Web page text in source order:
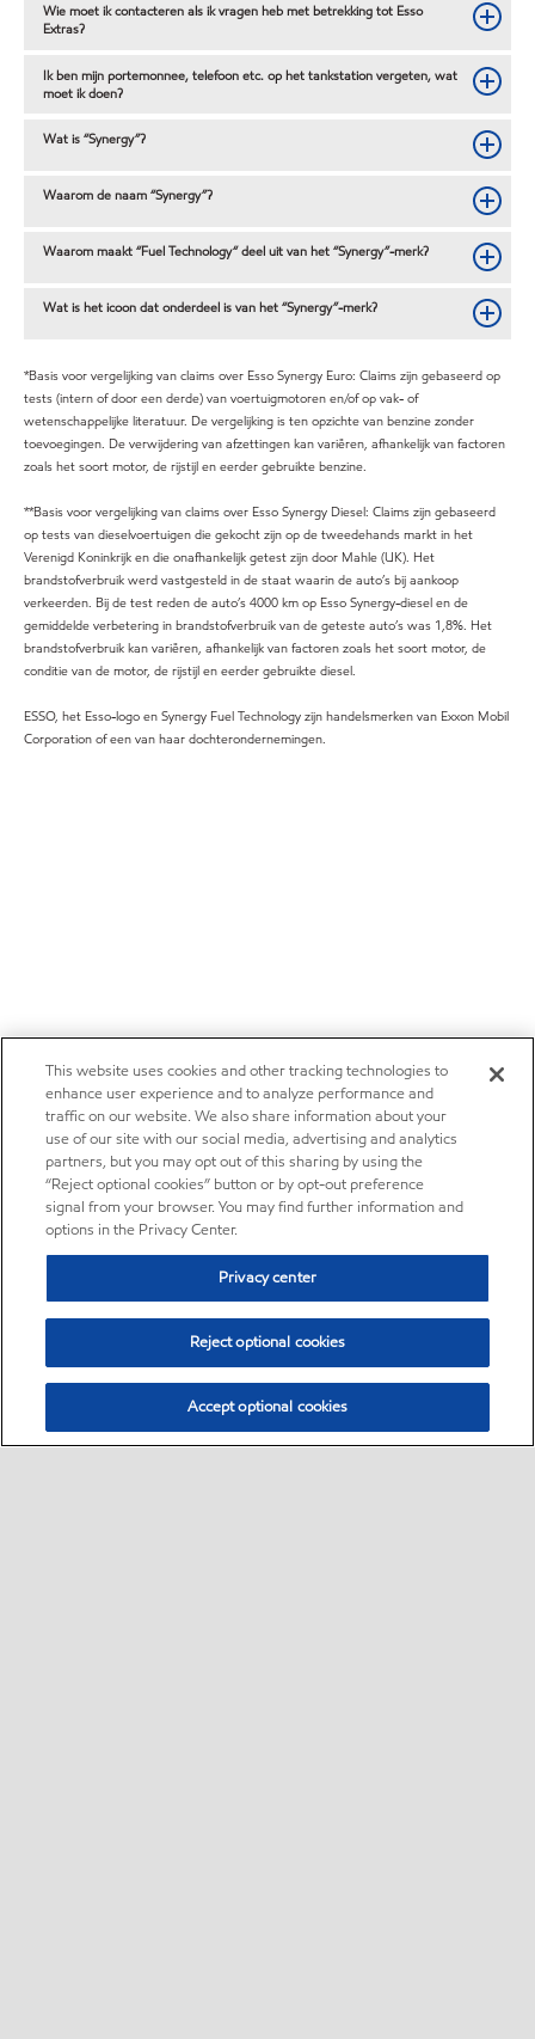
Wie moet ik contacteren als ik vragen heb met betrekking tot Esso
Extras?
Ik ben mijn portemonnee, telefoon etc. op het tankstation vergeten, wat
moet ik doen?
Wat is “Synergy”?
Waarom de naam “Synergy”?
Waarom maakt “Fuel Technology“ deel uit van het “Synergy”-merk?
Wat is het icoon dat onderdeel is van het “Synergy”-merk?
*Basis voor vergelijking van claims over Esso Synergy Euro: Claims zijn gebaseerd op
tests (intern of door een derde) van voertuigmotoren en/of op vak- of
wetenschappelijke literatuur. De vergelijking is ten opzichte van benzine zonder
toevoegingen. De verwijdering van afzettingen kan variëren, afhankelijk van factoren
zoals het soort motor, de rijstijl en eerder gebruikte benzine.
**Basis voor vergelijking van claims over Esso Synergy Diesel: Claims zijn gebaseerd
op tests van dieselvoertuigen die gekocht zijn op de tweedehands markt in het
Verenigd Koninkrijk en die onafhankelijk getest zijn door Mahle (UK). Het
brandstofverbruik werd vastgesteld in de staat waarin de auto’s bij aankoop
verkeerden. Bij de test reden de auto’s 4000 km op Esso Synergy-diesel en de
gemiddelde verbetering in brandstofverbruik van de geteste auto’s was 1,8%. Het
brandstofverbruik kan variëren, afhankelijk van factoren zoals het soort motor, de
conditie van de motor, de rijstijl en eerder gebruikte diesel.
ESSO, het Esso-logo en Synergy Fuel Technology zijn handelsmerken van Exxon Mobil
Corporation of een van haar dochterondernemingen.
This website uses cookies and other tracking technologies to
enhance user experience and to analyze performance and
traffic on our website. We also share information about your
use of our site with our social media, advertising and analytics
partners, but you may opt out of this sharing by using the
“Reject optional cookies” button or by opt-out preference
signal from your browser. You may find further information and
options in the Privacy Center.
Privacy center
Reject optional cookies
Accept optional cookies